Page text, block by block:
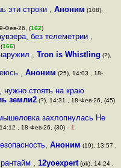
эти строки ,Аноним (108),
Фев-26, (162)
без телеметрии ,
166)
, Tron is Whistling (?),
, Аноним (25), 14:03 , 18-
нужно стоять на краю
земли2(?), 14:31 , 18-Фев-26, (45)
захлопнулась Не
, 18-Фев-26, (30) –1
,Аноним (19), 13:57 ,
,12yoexpert (ok), 14:24 ,